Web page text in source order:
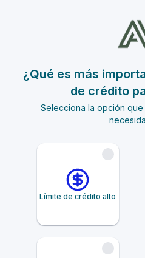
¿Qué es más
de crédito
Selecciona la opción
Límite de crédito alto